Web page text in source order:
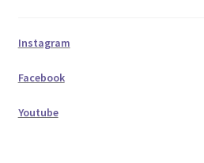
Instagram
Facebook
Youtube